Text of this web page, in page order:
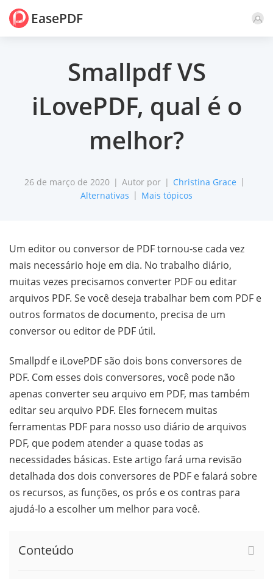
EasePDF
Smallpdf VS
iLovePDF, qual é o
melhor?
26 de março de 2020 Autor por
Christina Grace
Alternativas
Mais tópicos
Comente
Um editor ou conversor de PDF tornou-se cada vez
mais necessário hoje em dia. No trabalho diário,
muitas vezes precisamos converter PDF ou editar
arquivos PDF. Se você deseja trabalhar bem com PDF e
outros formatos de documento, precisa de um
conversor ou editor de PDF útil.
Smallpdf e iLovePDF são dois bons conversores de
PDF. Com esses dois conversores, você pode não
apenas converter seu arquivo em PDF, mas também
editar seu arquivo PDF. Eles fornecem muitas
ferramentas PDF para nosso uso diário de arquivos
PDF, que podem atender a quase todas as
necessidades básicas. Este artigo fará uma revisão
detalhada dos dois conversores de PDF e falará sobre
os recursos, as funções, os prós e os contras para
ajudá-lo a escolher um melhor para você.
Conteúdo